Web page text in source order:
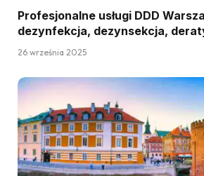
Profesjonalne usługi DDD
dezynfekcja, dezynsekcja,
26 września 2025